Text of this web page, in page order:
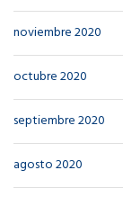
noviembre 2020
octubre 2020
septiembre 2020
agosto 2020